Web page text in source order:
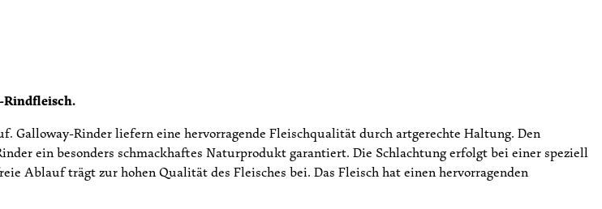
Rindfleisch.
Galloway-Rinder liefern eine hervorragende Fleischqualität durch artgerechte Haltung. Den
ein besonders schmackhaftes Naturprodukt garantiert. Die Schlachtung erfolgt bei einer speziell
Ablauf trägt zur hohen Qualität des Fleisches bei. Das Fleisch hat einen hervorragenden